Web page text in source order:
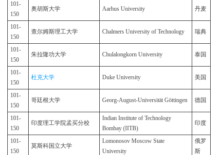
101-
150
奥胡斯大学 Aarhus University 丹麦
101-
150
查尔姆斯理工大学 Chalmers University of Technology 瑞典
101-
150
朱拉隆功大学 Chulalongkorn University 泰国
101-
150
杜克大学 Duke University 美国
101-
150
哥廷根大学 Georg-August-Universität Göttingen 德国
101-
150
印度理工学院孟买分校
Indian Institute of Technology
Bombay (IITB)
印度
101-
150
莫斯科国立大学
Lomonosov Moscow State
University
俄罗
斯